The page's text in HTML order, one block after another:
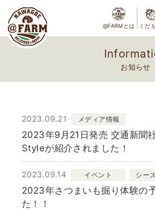
@FARMとは くだ
お知らせ
2023.09.21 メディア情報
2023年9月21日発売 交通新聞
Styleが紹介されました！
2023.09.14 イベント シー
2023年さつまいも掘り体験の
た！！